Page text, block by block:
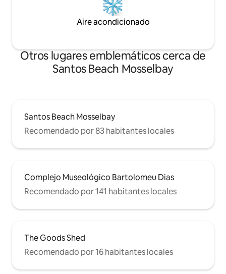
Aire acondicionado
Otros lugares emblemáticos cerca de
Santos Beach Mosselbay
Santos Beach Mosselbay
Recomendado por 83 habitantes locales
Complejo Museológico Bartolomeu Dias
Recomendado por 141 habitantes locales
The Goods Shed
Recomendado por 16 habitantes locales